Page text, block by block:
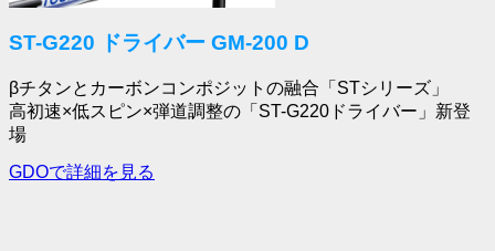
ST-G220 ドライバー GM-200 D
βチタンとカーボンコンポジットの融合「STシリーズ」
高初速×低スピン×弾道調整の「ST-G220ドライバー」新登
場
GDOで詳細を見る